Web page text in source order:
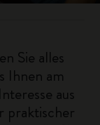
Sie alles
Ihnen am
aus
praktischer